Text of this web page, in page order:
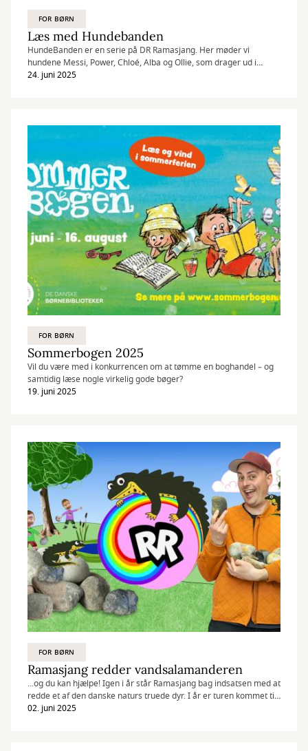
FOR BØRN
Læs med Hundebanden
HundeBanden er en serie på DR Ramasjang. Her møder vi
hundene Messi, Power, Chloé, Alba og Ollie, som drager ud i
verden sammen med et barn, for at mærke på egne hundekroppe,
24. juni 2025
FOR BØRN
Sommerbogen 2025
Vil du være med i konkurrencen om at tømme en boghandel – og
samtidig læse nogle virkelig gode bøger?
19. juni 2025
FOR BØRN
Ramasjang redder vandsalamanderen
...og du kan hjælpe! Igen i år står Ramasjang bag indsatsen med at
redde et af den danske naturs truede dyr. I år er turen kommet til
de små vandsalamandere. Bliv klogere på hvordan du kan hjælpe
02. juni 2025